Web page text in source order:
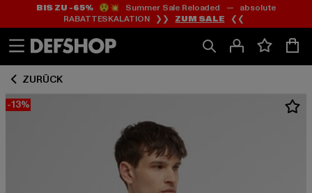
Zum
Inhalt
springen
Zum
Fußzeile
springen
BIS ZU -65%😲💥 Summer Sale Reloaded — absolute
RABATTESKALATION ❯❯ ZUM SALE ❮❮
ZURÜCK
-13%